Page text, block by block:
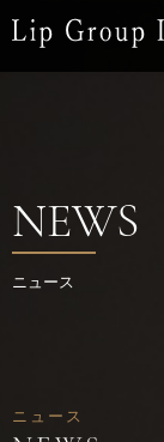
NEWS
ニュース
ニュース